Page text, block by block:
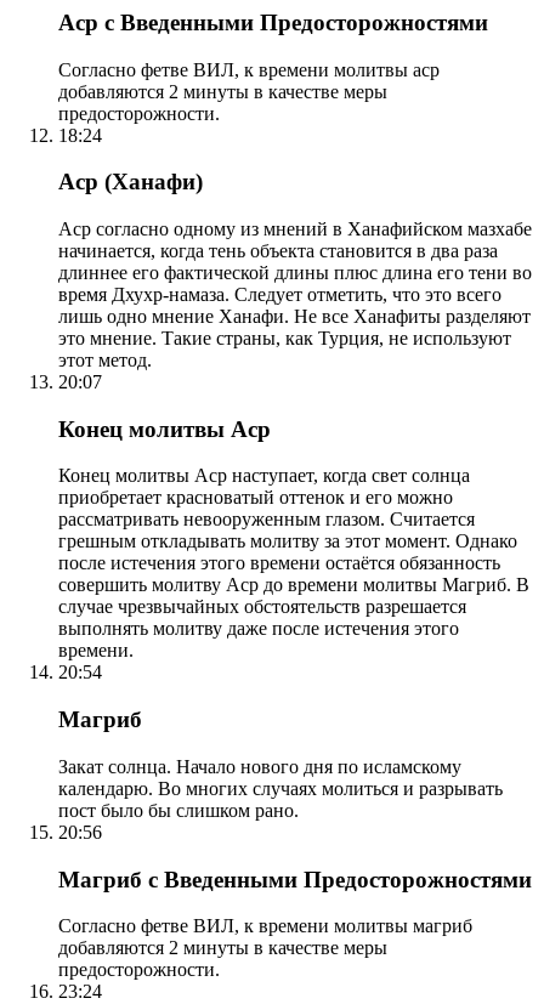
Аср с Введенными Предосторожностями
Согласно фетве ВИЛ, к времени молитвы аср
добавляются 2 минуты в качестве меры
предосторожности.
18:24
Аср (Ханафи)
Аср согласно одному из мнений в Ханафийском мазхабе
начинается, когда тень объекта становится в два раза
длиннее его фактической длины плюс длина его тени во
время Дхухр-намаза. Следует отметить, что это всего
лишь одно мнение Ханафи. Не все Ханафиты разделяют
это мнение. Такие страны, как Турция, не используют
этот метод.
20:07
Конец молитвы Аср
Конец молитвы Аср наступает, когда свет солнца
приобретает красноватый оттенок и его можно
рассматривать невооруженным глазом. Считается
грешным откладывать молитву за этот момент. Однако
после истечения этого времени остаётся обязанность
совершить молитву Аср до времени молитвы Магриб. В
случае чрезвычайных обстоятельств разрешается
выполнять молитву даже после истечения этого
времени.
20:54
Магриб
Закат солнца. Начало нового дня по исламскому
календарю. Во многих случаях молиться и разрывать
пост было бы слишком рано.
20:56
Магриб с Введенными Предосторожностями
Согласно фетве ВИЛ, к времени молитвы магриб
добавляются 2 минуты в качестве меры
предосторожности.
23:24